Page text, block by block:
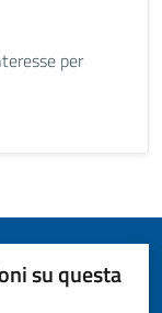
per
su questa